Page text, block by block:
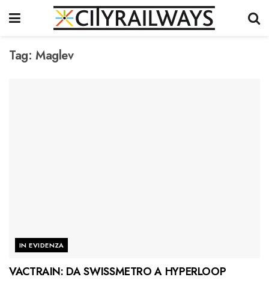
Tag: Maglev
IN EVIDENZA
VACTRAIN: DA SWISSMETRO A HYPERLOOP